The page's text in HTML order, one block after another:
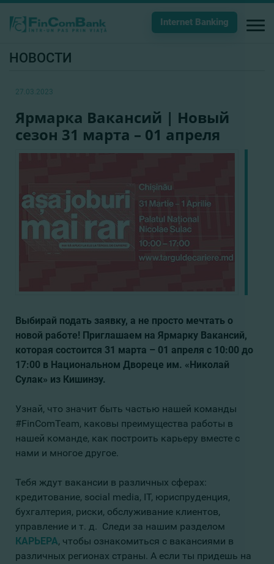
Internet Banking
НОВОСТИ
27.03.2023
Ярмарка Вакансий | Новый
сезон 31 марта – 01 апреля
Выбирай подать заявку, а не просто мечтать о
новой работе! Приглашаем на Ярмарку Вакансий,
которая состоится 31 марта – 01 апреля с 10:00 до
17:00 в Национальном Двореце им. «Николай
Сулак» из Кишинэу.
Узнай, что значит быть частью нашей команды
#FinComTeam, каковы преимущества работы в
нашей команде, как построить карьеру вместе с
нами и многое другое.
Тебя ждут вакансии в различных сферах:
кредитование, social media, IT, юриспруденция,
бухгалтерия, риски, обслуживание клиентов,
управление и т. д. Следи за нашим разделом
КАРЬЕРА, чтобы ознакомиться с вакансиями в
различных регионах страны. А если ты придешь на